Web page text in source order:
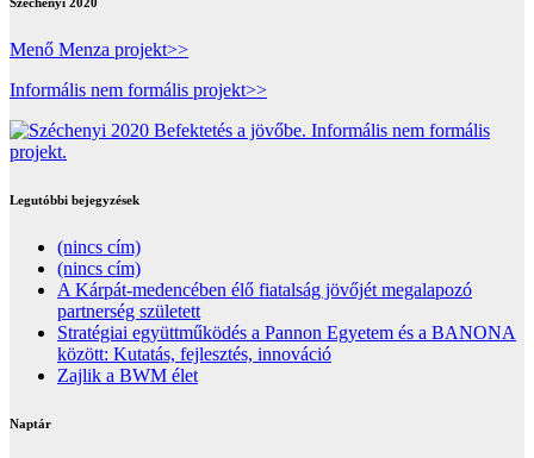
Menő Menza projekt>>
Informális nem formális projekt>>
Legutóbbi bejegyzések
(nincs cím)
(nincs cím)
A Kárpát-medencében élő fiatalság jövőjét megalapozó
partnerség született
Stratégiai együttműködés a Pannon Egyetem és a BANONA
között: Kutatás, fejlesztés, innováció
Zajlik a BWM élet
Naptár